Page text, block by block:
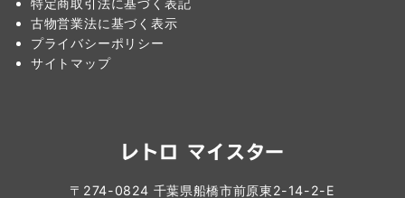
特定商取引法に基づく表記
古物営業法に基づく表示
プライバシーポリシー
サイトマップ
レトロ マイスター
〒274-0824 千葉県船橋市前原東2-14-2-E